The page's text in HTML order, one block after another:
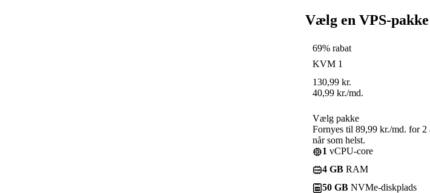
Vælg en VPS-
69% rabat
KVM 1
130,99 kr.
40,99 kr./md.
Vælg pakke
Fornyes til 89,99 kr./md. for 2
når som helst.
1 vCPU-core
4 GB RAM
50 GB NVMe-diskplads